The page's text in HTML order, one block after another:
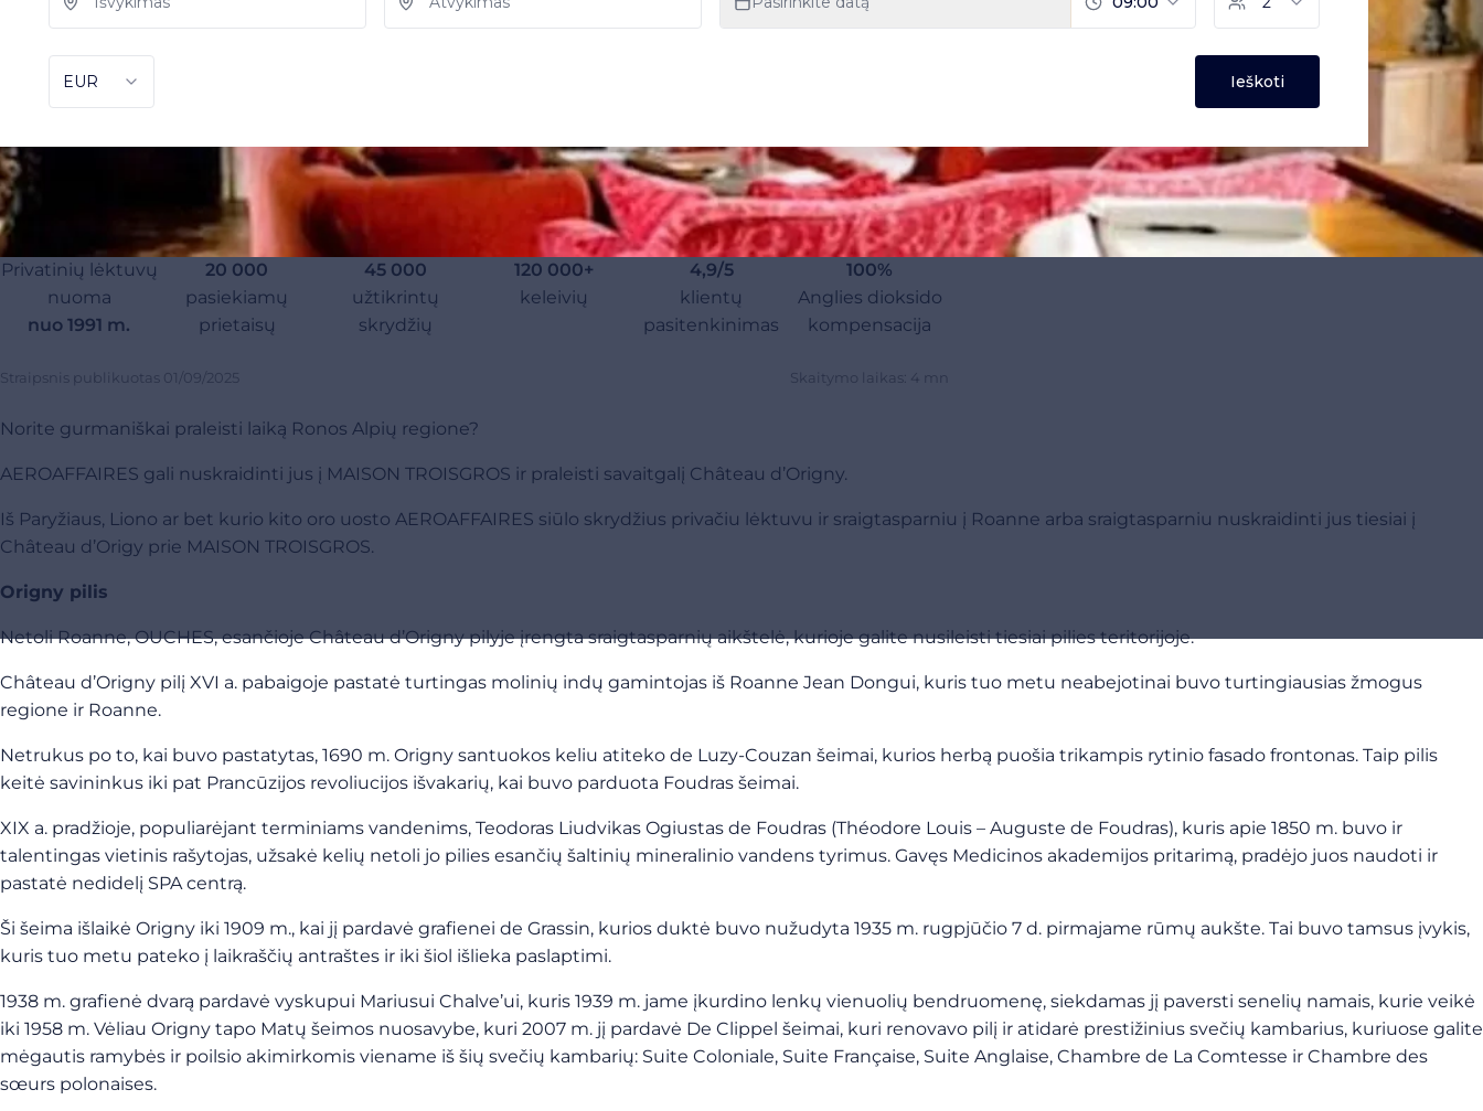
Privatinių lėktuvų
nuoma
nuo 1991 m.
20 000
pasiekiamų
prietaisų
45 000
užtikrintų
skrydžių
120 000+
keleivių
4,9/5
klientų
pasitenkinimas
100%
Anglies dioksido
kompensacija
Straipsnis publikuotas 01/09/2025 Skaitymo laikas: 4 mn
Norite gurmaniškai praleisti laiką Ronos Alpių regione?
AEROAFFAIRES gali nuskraidinti jus į MAISON TROISGROS ir praleisti savaitgalį Château d’Origny.
Iš Paryžiaus, Liono ar bet kurio kito oro uosto AEROAFFAIRES siūlo skrydžius privačiu lėktuvu ir sraigtasparniu į Roanne arba sraigtasparniu nuskraidinti jus tiesiai į
Château d’Origy prie MAISON TROISGROS.
Origny pilis
Netoli Roanne, OUCHES, esančioje Château d’Origny pilyje įrengta sraigtasparnių aikštelė, kurioje galite nusileisti tiesiai pilies teritorijoje.
Château d’Origny pilį XVI a. pabaigoje pastatė turtingas molinių indų gamintojas iš Roanne Jean Dongui, kuris tuo metu neabejotinai buvo turtingiausias žmogus
regione ir Roanne.
Netrukus po to, kai buvo pastatytas, 1690 m. Origny santuokos keliu atiteko de Luzy-Couzan šeimai, kurios herbą puošia trikampis rytinio fasado frontonas. Taip pilis
keitė savininkus iki pat Prancūzijos revoliucijos išvakarių, kai buvo parduota Foudras šeimai.
XIX a. pradžioje, populiarėjant terminiams vandenims, Teodoras Liudvikas Ogiustas de Foudras (Théodore Louis – Auguste de Foudras), kuris apie 1850 m. buvo ir
talentingas vietinis rašytojas, užsakė kelių netoli jo pilies esančių šaltinių mineralinio vandens tyrimus. Gavęs Medicinos akademijos pritarimą, pradėjo juos naudoti ir
pastatė nedidelį SPA centrą.
Ši šeima išlaikė Origny iki 1909 m., kai jį pardavė grafienei de Grassin, kurios duktė buvo nužudyta 1935 m. rugpjūčio 7 d. pirmajame rūmų aukšte. Tai buvo tamsus įvykis,
kuris tuo metu pateko į laikraščių antraštes ir iki šiol išlieka paslaptimi.
1938 m. grafienė dvarą pardavė vyskupui Mariusui Chalve’ui, kuris 1939 m. jame įkurdino lenkų vienuolių bendruomenę, siekdamas jį paversti senelių namais, kurie veikė
iki 1958 m. Vėliau Origny tapo Matų šeimos nuosavybe, kuri 2007 m. jį pardavė De Clippel šeimai, kuri renovavo pilį ir atidarė prestižinius svečių kambarius, kuriuose galite
mėgautis ramybės ir poilsio akimirkomis viename iš šių svečių kambarių: Suite Coloniale, Suite Française, Suite Anglaise, Chambre de La Comtesse ir Chambre des
sœurs polonaises.